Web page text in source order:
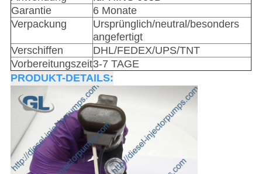
Garantie
6 Monate
Verpackung
Ursprünglich/neutral/besonders
angefertigt
Verschiffen
DHL/FEDEX/UPS/TNT
Vorbereitungszeit3-7 TAGE
PRODUKT-DETAILS: